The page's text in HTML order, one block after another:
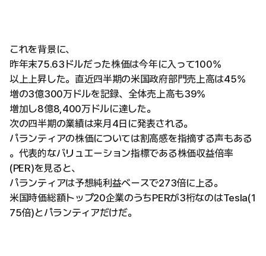
これを背景に、
昨年末75.63ドルだった株価は今年に入って100%
以上上昇した。直近四半期の米国政府部門売上高は45%
増の3億300万ドルを記録、全体売上高も39%
増加し8億8,400万ドルに達した。
次の四半期の業績は来月4日に発表される。
パランティアの株価については割高感を指摘する声もある
。代表的なバリュエーション指標である株価収益倍率
(PER)を見ると、
パランティアは予想純利益ベースで273倍に上る。
米国時価総額トップ20企業のうちPERが3桁なのはTesla(1
75倍)とパランティアだけだ。